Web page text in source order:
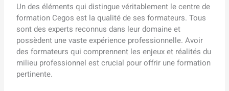
Un des éléments qui distingue véritablement le centre de
formation Cegos est la qualité de ses formateurs. Tous
sont des experts reconnus dans leur domaine et
possèdent une vaste expérience professionnelle. Avoir
des formateurs qui comprennent les enjeux et réalités du
milieu professionnel est crucial pour offrir une formation
pertinente.